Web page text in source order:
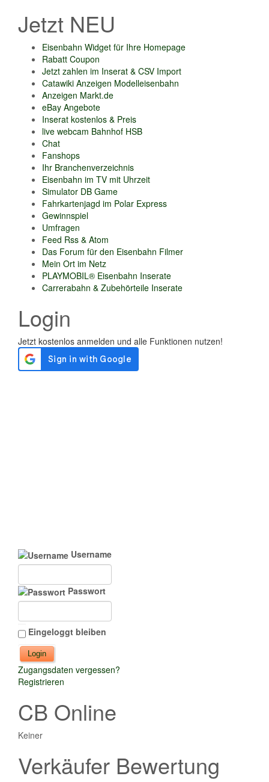
Jetzt NEU
Eisenbahn Widget für Ihre Homepage
Rabatt Coupon
Jetzt zahlen im Inserat & CSV Import
Catawiki Anzeigen Modelleisenbahn
Anzeigen Markt.de
eBay Angebote
Inserat kostenlos & Preis
live webcam Bahnhof HSB
Chat
Fanshops
Ihr Branchenverzeichnis
Eisenbahn im TV mit Uhrzeit
Simulator DB Game
Fahrkartenjagd im Polar Express
Gewinnspiel
Umfragen
Feed Rss & Atom
Das Forum für den Eisenbahn Filmer
Mein Ort im Netz
PLAYMOBIL® Eisenbahn Inserate
Carrerabahn & Zubehörteile Inserate
Login
Username
Passwort
Eingeloggt bleiben
Zugangsdaten vergessen?
Registrieren
CB Online
Keiner
Verkäufer Bewertung